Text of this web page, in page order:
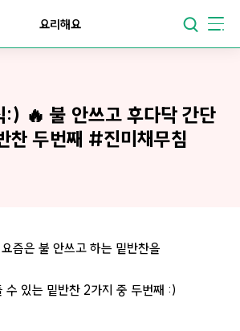
요리해요
:) 🔥 불 안쓰고 후다닥 간단
찬 두번째 #진미채무침
즘은 불 안쓰고 하는 밑반찬을
수 있는 밑반찬 2가지 중 두번째 :)